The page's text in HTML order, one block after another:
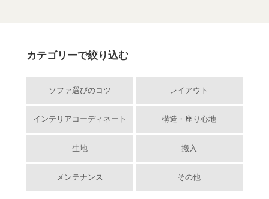
カテゴリーで絞り込む
ソファ選びのコツ レイアウト
インテリアコーディネート 構造・座り心地
生地 搬入
メンテナンス その他